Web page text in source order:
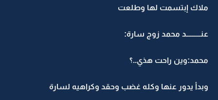
ملاك إبتسمت لها وطلعت
عنــــــــــد محمد زوج سارة:
محمد:وين راحت هذي..؟
وبدأ يدور عنها وكله غضب وحقد وكراهيه لسارة